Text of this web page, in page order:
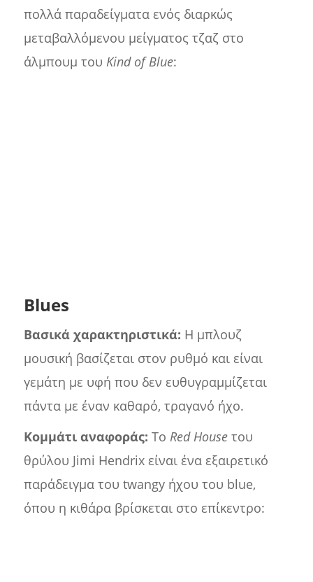
πολλά παραδείγματα ενός διαρκώς
μεταβαλλόμενου μείγματος τζαζ στο
άλμπουμ του Kind of Blue:
Blues
Βασικά χαρακτηριστικά: Η μπλουζ
μουσική βασίζεται στον ρυθμό και είναι
γεμάτη με υφή που δεν ευθυγραμμίζεται
πάντα με έναν καθαρό, τραγανό ήχο.
Κομμάτι αναφοράς: Το Red Houseτου
θρύλου Jimi Hendrix είναι ένα εξαιρετικό
παράδειγμα του twangy ήχου του blue,
όπου η κιθάρα βρίσκεται στο επίκεντρο: